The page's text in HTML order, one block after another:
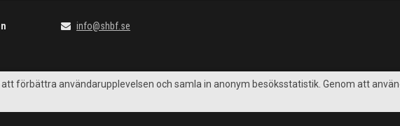
info@shbf.se
förbättra användarupplevelsen och samla in anonym besöksstatistik. Genom att